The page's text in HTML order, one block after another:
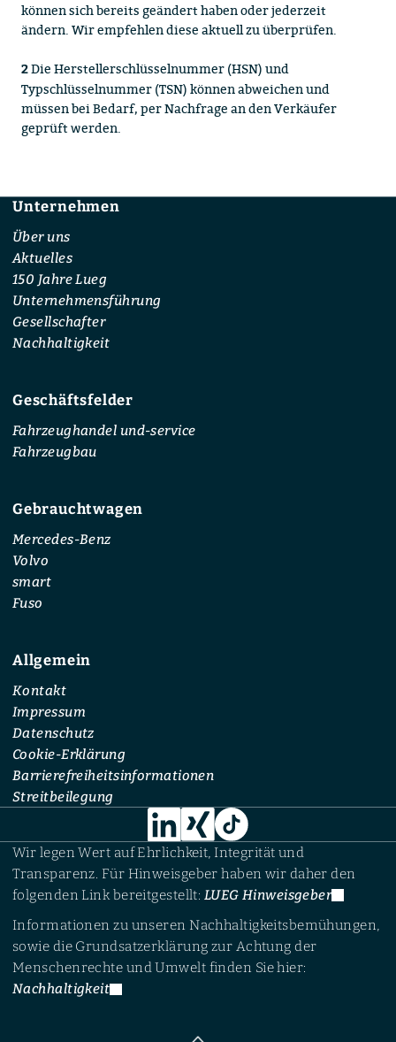
können sich bereits geändert haben oder jederzeit
ändern. Wir empfehlen diese aktuell zu überprüfen.
2Die Herstellerschlüsselnummer (HSN) und
Typschlüsselnummer (TSN) können abweichen und
müssen bei Bedarf, per Nachfrage an den Verkäufer
geprüft werden.
Footer
Unternehmen
Über uns
Aktuelles
150 Jahre Lueg
Unternehmensführung
Gesellschafter
Nachhaltigkeit
Geschäftsfelder
Fahrzeughandel und-service
Fahrzeugbau
Gebrauchtwagen
Mercedes-Benz
Volvo
smart
Fuso
Allgemein
Kontakt
Impressum
Datenschutz
Cookie-Erklärung
Barrierefreiheitsinformationen
Streitbeilegung
Wir legen Wert auf Ehrlichkeit, Integrität und
Transparenz. Für Hinweisgeber haben wir daher den
folgenden Link bereitgestellt: LUEG Hinweisgeber
Informationen zu unseren Nachhaltigkeitsbemühungen,
sowie die Grundsatzerklärung zur Achtung der
Menschenrechte und Umwelt finden Sie hier:
Nachhaltigkeit